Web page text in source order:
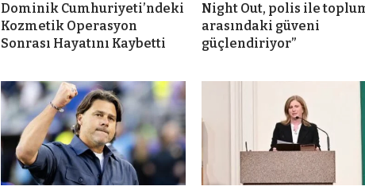
Dominik Cumhuriyeti’ndeki
Kozmetik Operasyon
Sonrası Hayatını Kaybetti
Night Out, polis ile
arasındaki güveni
güçlendiriyor”